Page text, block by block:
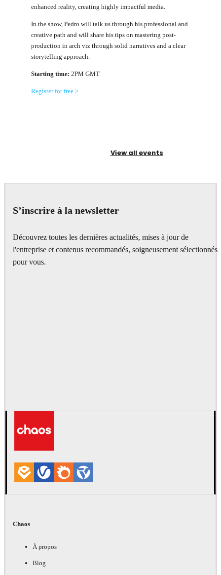
enhanced reality, creating highly impactful media.
In the show, Pedro will talk us through his professional and
creative path and will share his tips on mastering post-
production in arch viz through solid narratives and a clear
storytelling approach.
Starting time: 2PM GMT
Register for free >
View all events
S’inscrire à la newsletter
Découvrez toutes les dernières actualités, mises à jour de
l'entreprise et contenus recommandés, soigneusement sélectionnés
pour vous.
Chaos
À propos
Blog